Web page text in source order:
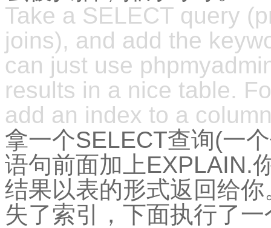
Take a SELECT query
joins), and add the
can just use
results in a nice table.
add an index to a
拿一个SELECT查询(一
语句前面加上EXPLAIN.
结果以表的形式返回给
失了索引，下面执行了